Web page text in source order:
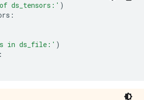
ds_tensors:' )
:
in ds_file:' )
: